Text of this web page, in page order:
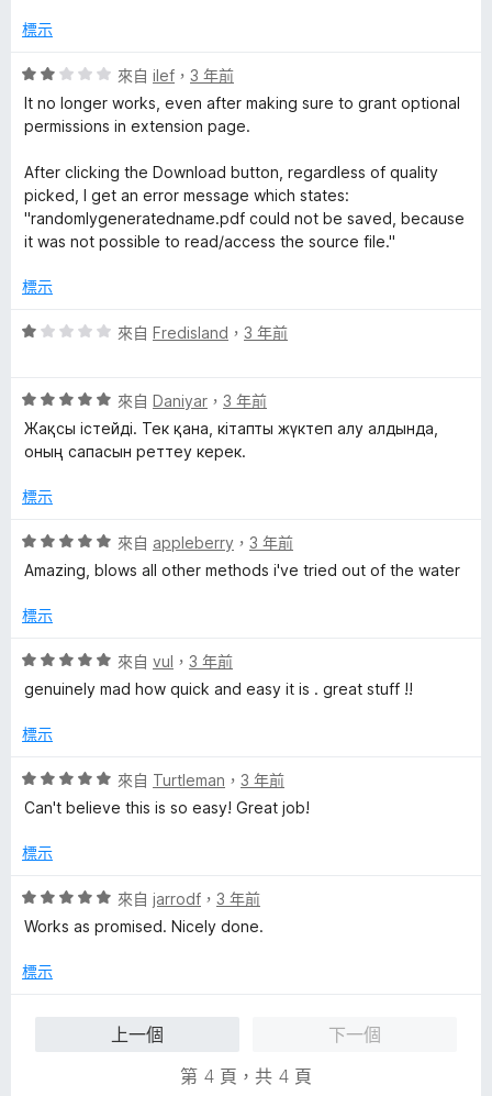
分
分
滿
分
分
標示
評
價
2
，
滿
分
5
來自 ilef ， 3 年前
It no longer works, even after making sure to grant optional
permissions in extension page.
After clicking the Download button, regardless of quality
picked, I get an error message which states:
"randomlygeneratedname.pdf could not be saved, because
it was not possible to read/access the source file."
標示
評
分
，
滿
5
來自 Fredisland ， 3 年前
評
價
5
，
分
5
來自 Daniyar ， 3 年前
Жақсы істейді. Тек қана, кітапты жүктеп алу алдында,
оның сапасын реттеу керек.
標示
評
價
分
滿
5
分
來自 appleberry ， 3 年前
Amazing, blows all other methods i've tried out of the water
標示
評
價
分
滿
分
分
來自 vul ， 3 年前
genuinely mad how quick and easy it is . great stuff !!
標示
評
價
分
滿
分
分
來自 Turtleman ， 3 年前
Can't believe this is so easy! Great job!
標示
評
價
分
來自 jarrodf ， 3 年前
Works as promised. Nicely done.
標示
上一個
下一個
第 4 頁，共 4 頁